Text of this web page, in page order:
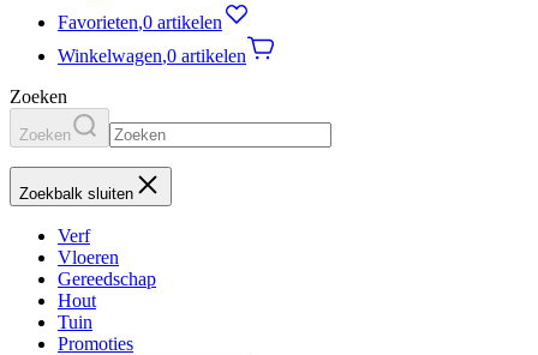
Favorieten,0 artikelen
Winkelwagen,0 artikelen
Zoeken
Zoeken
Zoekbalk sluiten
Verf
Vloeren
Gereedschap
Hout
Tuin
Promoties